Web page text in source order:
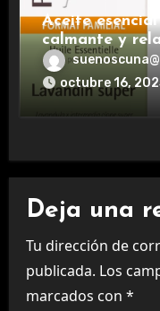
Aceite
calmante y
aromaterapia.
octubre 16,
Deja una
Tu dirección de
publicada. Los
marcados con *